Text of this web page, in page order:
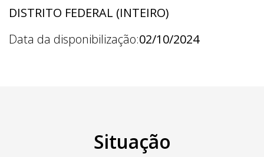
DISTRITO FEDERAL (INTEIRO)
Data da disponibilização:02/10/2024
Situação